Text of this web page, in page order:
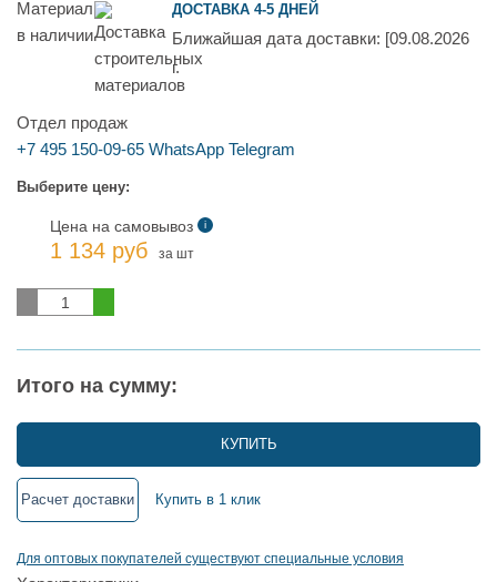
ДОСТАВКА 4-5 ДНЕЙ
Ближайшая дата доставки: [09.08.2026
г.
Отдел продаж
+7 495 150-09-65 WhatsApp Telegram
Выберите цену:
Цена на самовывоз i
1 134 руб за шт
Итого на сумму:
КУПИТЬ
Расчет доставки Купить в 1 клик
Для оптовых покупателей существуют специальные условия